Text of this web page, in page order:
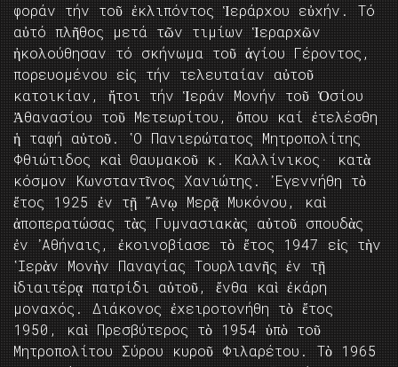
φοράν τήν τοῦ ἐκλιπόντος Ἱεράρχου εὐχήν. Τό
αὐτό πλῆθος μετά τῶν τιμίων Ἱεραρχῶν
ἠκολούθησαν τό σκήνωμα τοῦ ἁγίου Γέροντος,
πορευομένου εἰς τήν τελευταίαν αὐτοῦ
κατοικίαν, ἤτοι τήν Ἱεράν Μονήν τοῦ Ὁσίου
Ἀθανασίου τοῦ Μετεωρίτου, ὄπου καί ἐτελέσθη
ἡ ταφή αὐτοῦ. ῾Ο Πανιερώτατος Μητροπολίτης
Φθιώτιδος καὶ Θαυμακοῦ κ. Καλλίνικος· κατὰ
κόσμον Κωνσταντῖνος Χανιώτης. ᾿Εγεννήθη τὸ
ἔτος 1925 ἐν τῇ ῎Ανῳ Μερᾷ Μυκόνου, καὶ
ἀποπερατώσας τὰς Γυμνασιακὰς αὐτοῦ σπουδὰς
ἐν ᾿Αθήναις, ἐκοινοβίασε τὸ ἔτος 1947 εἰς τὴν
῾Ιερὰν Μονὴν Παναγίας Τουρλιανῆς ἐν τῇ
ἰδιαιτέρᾳ πατρίδι αὐτοῦ, ἔνθα καὶ ἐκάρη
μοναχός. Διάκονος ἐχειροτονήθη τὸ ἔτος
1950, καὶ Πρεσβύτερος τὸ 1954 ὑπὸ τοῦ
Μητροπολίτου Σύρου κυροῦ Φιλαρέτου. Τὸ 1965